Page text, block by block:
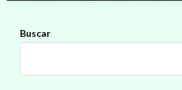
Buscar